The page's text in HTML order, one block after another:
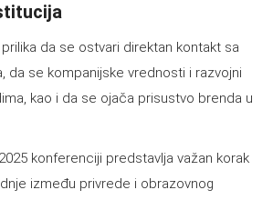
da se ostvari direktan kontakt sa
da se kompanijske vrednosti i razvojni
kao i da se ojača prisustvo brenda u
konferenciji predstavlja važan korak
između privrede i obrazovnog